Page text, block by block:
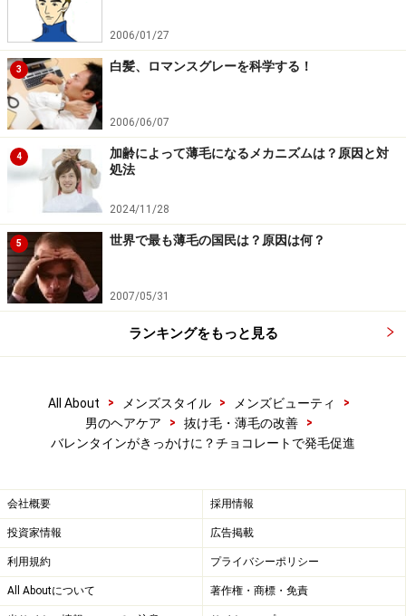
それでもチョコレートは苦手……というあなた、育毛に効
果的な
コーヒーはいかがでしょうか？
※記事内容は執筆時点のものです。最新の内容をご確認くださ
い。
2006/01/27
3 白髪、ロマンスグレーを科学する！
2006/06/07
4
加齢によって薄毛になるメカニズムは？原因と対
処法
2024/11/28
5 世界で最も薄毛の国民は？原因は何？
2007/05/31
ランキングをもっと見る
All About > メンズスタイル > メンズビューティ
>
男のヘアケア
> 抜け毛・薄毛の改善
>
バレンタインがきっかけに？チョコレートで発毛促進
会社概要 採用情報
投資家情報 広告掲載
利用規約 プライバシーポリシー
All Aboutについて 著作権・商標・免責